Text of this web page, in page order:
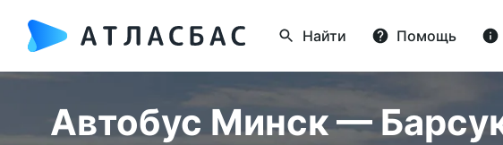
Найти Помощь
Автобус Минск —